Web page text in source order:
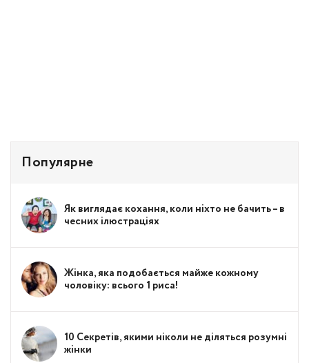
Популярне
Як виглядає кохання, коли ніхто не бачить – в
чесних ілюстраціях
Жінка, яка подобається майже кожному
чоловіку: всього 1 риса!
10 Секретів, якими ніколи не діляться розумні
жінки